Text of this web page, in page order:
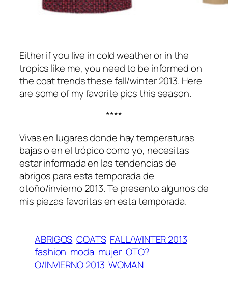
Either if you live in cold weather or in the
tropics like me, you need to be informed on
the coat trends these fall/winter 2013. Here
are some of my favorite pics this season.
****
Vivas en lugares donde hay temperaturas
bajas o en el trópico como yo, necesitas
estar informada en las tendencias de
abrigos para esta temporada de
otoño/invierno 2013. Te presento algunos de
mis piezas favoritas en esta temporada.
ABRIGOS COATS FALL/WINTER 2013
fashion moda mujer OTO?
O/INVIERNO 2013 WOMAN